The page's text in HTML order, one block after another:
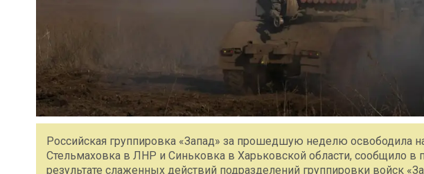
Российская группировка «Запад» за прошедшую неделю освободила
Стельмаховка в ЛНР и Синьковка в Харьковской области, сообщило
результате слаженных действий подразделений группировки войск